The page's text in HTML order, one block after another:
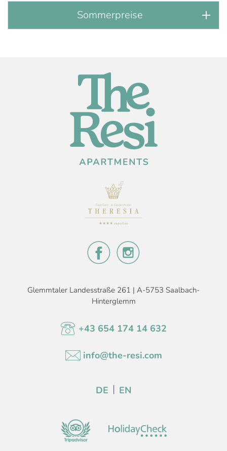
Sommerpreise
Glemmtaler Landesstraße 261 | A-5753 Saalbach-
Hinterglemm
+43 654 174 14 632
info@the-resi.com
DE EN